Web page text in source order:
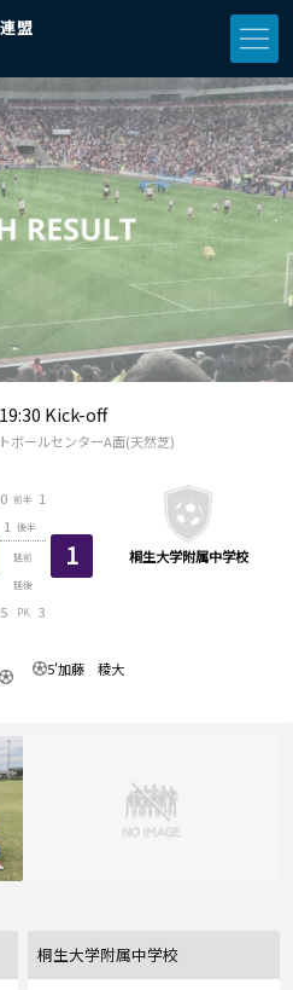
盟
Kick-off
0 前半
1
1 後半
延前
延後
5 PK 3
1 桐生大学附属中学校
5'加藤 稜大
ボールセンターA面(天然芝)
桐生大学附属中学校